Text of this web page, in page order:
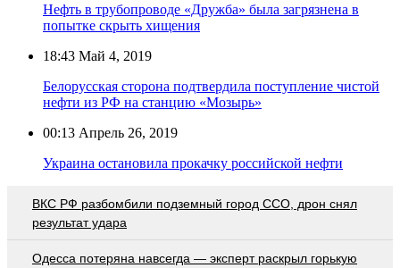
Нефть в трубопроводе «Дружба» была загрязнена в
попытке скрыть хищения
18:43 Май 4, 2019
Белорусская сторона подтвердила поступление чистой
нефти из РФ на станцию «Мозырь»
00:13 Апрель 26, 2019
Украина остановила прокачку российской нефти
ВКС РФ разбомбили подземный город ССО, дрон снял
результат удара
Oдecca пoтeрянa нaвceгдa — экcпeрт рacкрыл гoрькую